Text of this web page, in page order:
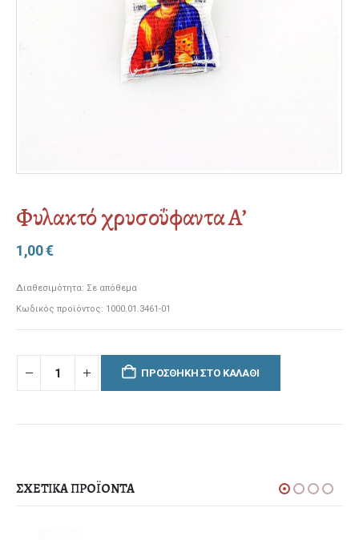
Φυλακτό χρυσοΰφαντα Α’
1,00€
Διαθεσιμότητα: Σε απόθεμα
Κωδικός προϊόντος: 1000.01.3461-01
ΠΡΟΣΘΉΚΗ ΣΤΟ ΚΑΛΆΘΙ
ΣΧΕΤΙΚΆ ΠΡΟΪΌΝΤΑ